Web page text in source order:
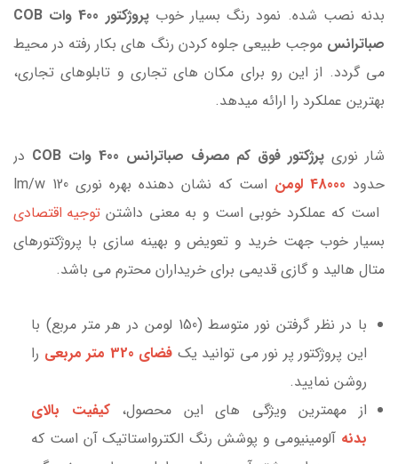
بدنه نصب شده. نمود رنگ بسیار خوب
پروژکتور 400 وات COB
صباترانس موجب طبیعی جلوه کردن رنگ های بکار رفته در محیط
می گردد. از این رو برای مکان های تجاری و تابلوهای تجاری،
بهترین عملکرد را ارائه میدهد.
شار نوری پرژکتور فوق کم مصرف صباترانس 400 وات COB
در
حدود 48000 لومن
است که نشان دهنده بهره نوری lm/w 120
است که عملکرد خوبی است و به معنی داشتن توجیه اقتصادی
بسیار خوب جهت خرید و تعویض و بهینه سازی با پروژکتورهای
متال هالید و گازی قدیمی برای خریداران محترم می باشد.
با در نظر گرفتن نور متوسط (150 لومن در هر متر مربع) با
این پروژکتور پر نور می توانید یک فضای 320 متر مربعی
را
روشن نمایید.
از مهمترین ویژگی های این محصول،کیفیت بالای
بدنه آلومینیومی و پوشش رنگ الکترواستاتیک آن است که